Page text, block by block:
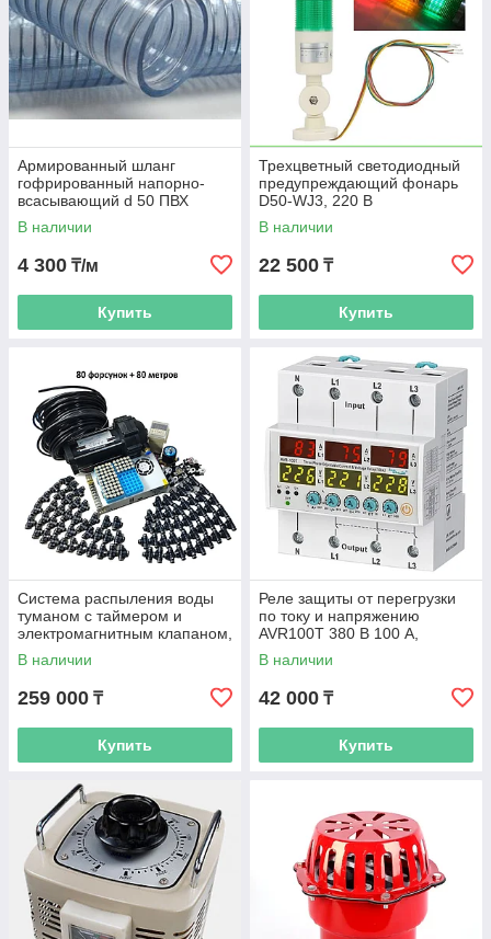
Армированный шланг
гофрированный напорно-
всасывающий d 50 ПВХ
В наличии
4 300 ₸/м
Купить
Трехцветный светодиодный
предупреждающий фонарь
D50-WJ3, 220 В
В наличии
22 500 ₸
Купить
Система распыления воды
туманом с таймером и
электромагнитным клапаном,
80 форсунок, труба 80 м
В наличии
259 000 ₸
Купить
Реле защиты от перегрузки
по току и напряжению
AVR100T 380 В 100 А,
количество фаз 3
В наличии
42 000 ₸
Купить